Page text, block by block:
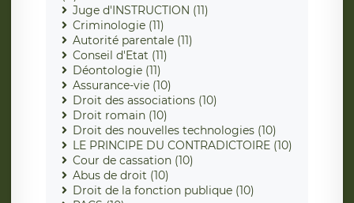
Juge d'INSTRUCTION (11)
Criminologie (11)
Autorité parentale (11)
Conseil d'Etat (11)
Déontologie (11)
Assurance-vie (10)
Droit des associations (10)
Droit romain (10)
Droit des nouvelles technologies (10)
LE PRINCIPE DU CONTRADICTOIRE (10)
Cour de cassation (10)
Abus de droit (10)
Droit de la fonction publique (10)